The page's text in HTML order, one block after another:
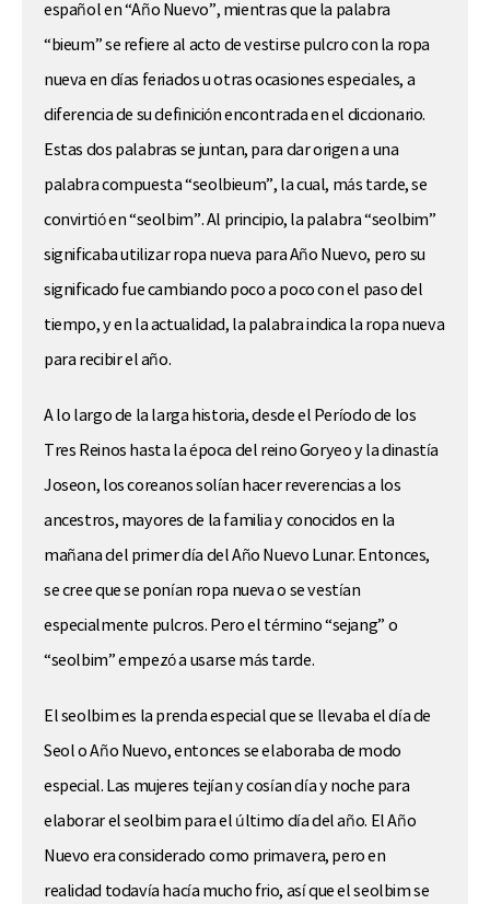
español en “Año Nuevo”, mientras que la palabra
“bieum” se refiere al acto de vestirse pulcro con la ropa
nueva en días feriados u otras ocasiones especiales, a
diferencia de su definición encontrada en el diccionario.
Estas dos palabras se juntan, para dar origen a una
palabra compuesta “seolbieum”, la cual, más tarde, se
convirtió en “seolbim”. Al principio, la palabra “seolbim”
significaba utilizar ropa nueva para Año Nuevo, pero su
significado fue cambiando poco a poco con el paso del
tiempo, y en la actualidad, la palabra indica la ropa nueva
para recibir el año.
A lo largo de la larga historia, desde el Período de los
Tres Reinos hasta la época del reino Goryeo y la dinastía
Joseon, los coreanos solían hacer reverencias a los
ancestros, mayores de la familia y conocidos en la
mañana del primer día del Año Nuevo Lunar. Entonces,
se cree que se ponían ropa nueva o se vestían
especialmente pulcros. Pero el término “sejang” o
“seolbim” empezó a usarse más tarde.
El seolbim es la prenda especial que se llevaba el día de
Seol o Año Nuevo, entonces se elaboraba de modo
especial. Las mujeres tejían y cosían día y noche para
elaborar el seolbim para el último día del año. El Año
Nuevo era considerado como primavera, pero en
realidad todavía hacía mucho frio, así que el seolbim se